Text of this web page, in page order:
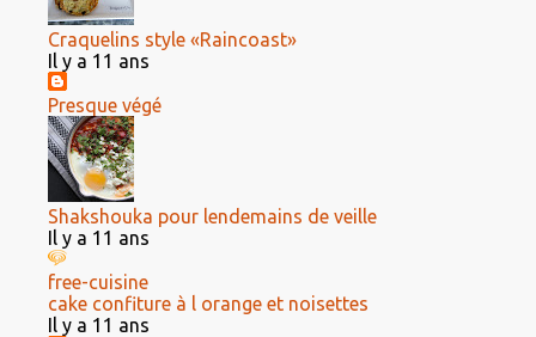
Craquelins style «Raincoast»
Il y a 11 ans
Presque végé
Shakshouka pour lendemains de veille
Il y a 11 ans
free-cuisine
cake confiture à l orange et noisettes
Il y a 11 ans